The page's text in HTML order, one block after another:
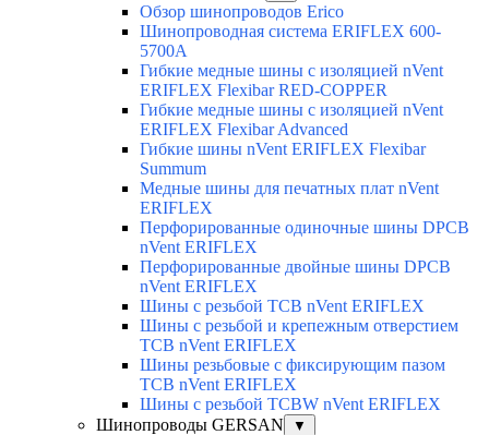
Обзор шинопроводов Erico
Шинопроводная система ERIFLEX 600-
5700A
Гибкие медные шины с изоляцией nVent
ERIFLEX Flexibar RED-COPPER
Гибкие медные шины с изоляцией nVent
ERIFLEX Flexibar Advanced
Гибкие шины nVent ERIFLEX Flexibar
Summum
Медные шины для печатных плат nVent
ERIFLEX
Перфорированные одиночные шины DPCB
nVent ERIFLEX
Перфорированные двойные шины DPCB
nVent ERIFLEX
Шины с резьбой TCB nVent ERIFLEX
Шины с резьбой и крепежным отверстием
TCB nVent ERIFLEX
Шины резьбовые с фиксирующим пазом
TCB nVent ERIFLEX
Шины с резьбой TCBW nVent ERIFLEX
Шинопроводы GERSAN
▼